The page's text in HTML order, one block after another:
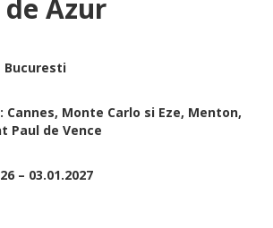
Azur
Bucuresti
Monte Carlo si Eze, Menton,
Paul de Vence
– 03.01.2027